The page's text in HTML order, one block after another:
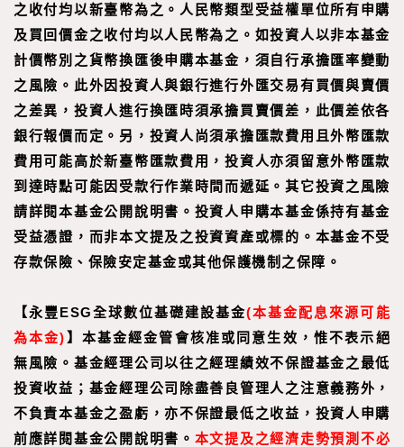
之收付均以新臺幣為之。人民幣類型受益權單位所有申購
及買回價金之收付均以人民幣為之。如投資人以非本基金
計價幣別之貨幣換匯後申購本基金，須自行承擔匯率變動
之風險。此外因投資人與銀行進行外匯交易有買價與賣價
之差異，投資人進行換匯時須承擔買賣價差，此價差依各
銀行報價而定。另，投資人尚須承擔匯款費用且外幣匯款
費用可能高於新臺幣匯款費用，投資人亦須留意外幣匯款
到達時點可能因受款行作業時間而遞延。其它投資之風險
請詳閱本基金公開說明書。投資人申購本基金係持有基金
受益憑證，而非本文提及之投資資產或標的。本基金不受
存款保險、保險安定基金或其他保護機制之保障。
【永豐ESG全球數位基礎建設基金(本基金配息來源可能
為本金) 】 本基金經金管會核准或同意生效，惟不表示絕
無風險。基金經理公司以往之經理績效不保證基金之最低
投資收益；基金經理公司除盡善良管理人之注意義務外，
不負責本基金之盈虧，亦不保證最低之收益，投資人申購
前應詳閱基金公開說明書。 本文提及之經濟走勢預測不必